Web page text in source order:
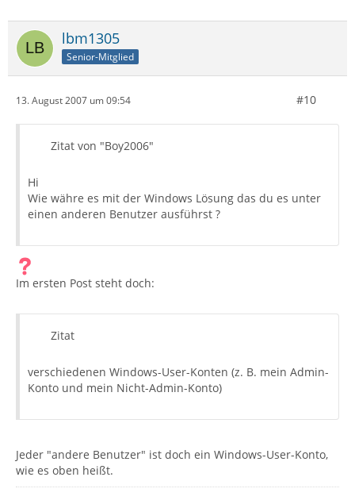
lbm1305
Senior-Mitglied
13. August 2007 um 09:54 #10
Zitat von "Boy2006"
Hi
Wie währe es mit der Windows Lösung das du es unter
einen anderen Benutzer ausführst ?
Im ersten Post steht doch:
Zitat
verschiedenen Windows-User-Konten (z. B. mein Admin-
Konto und mein Nicht-Admin-Konto)
Jeder "andere Benutzer" ist doch ein Windows-User-Konto,
wie es oben heißt.